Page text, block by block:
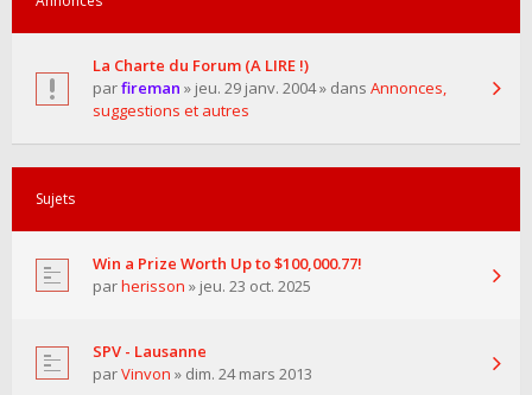
La Charte du Forum (A LIRE !)
parfireman » jeu. 29 janv. 2004 » dans Annonces,
suggestions et autres
Sujets
Win a Prize Worth Up to $100,000.77!
parherisson » jeu. 23 oct. 2025
SPV - Lausanne
parVinvon » dim. 24 mars 2013